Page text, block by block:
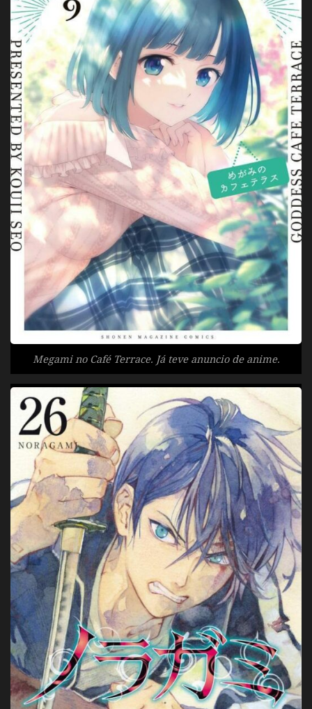
Megami no Café Terrace. Já teve anuncio de anime.